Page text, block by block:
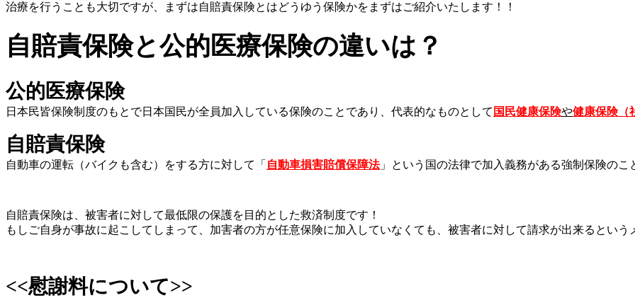
治療を行うことも大切ですが、まずは自賠責保険とはどうゆう保険かをまずはご紹介いたします！！
自賠責保険と公的医療保険の違いは？
公的医療保険
日本民皆保険制度のもとで日本国民が全員加入している保険のことであり、代表的なものとして 国民健康保険や健康保険（
自賠責保険
自動車の運転（バイクも含む）をする方に対して「 自動車損害賠償保障法」という国の法律で加入義務がある強制保険のこ
自賠責保険は、被害者に対して最低限の保護を目的とした救済制度です！
もしご自身が事故に起こしてしまって、加害者の方が任意保険に加入していなくても、被害者に対して請求が出来るという
<<慰謝料について>>